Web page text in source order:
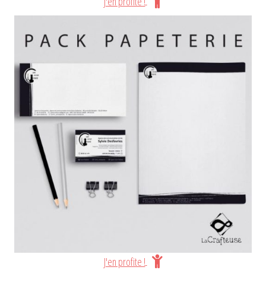
J'en profite !